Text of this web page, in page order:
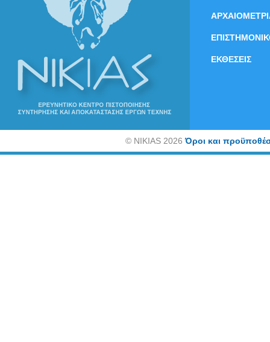
ΕΚΘΕΣΕΙΣ
©NIKIAS 2026Όροι και